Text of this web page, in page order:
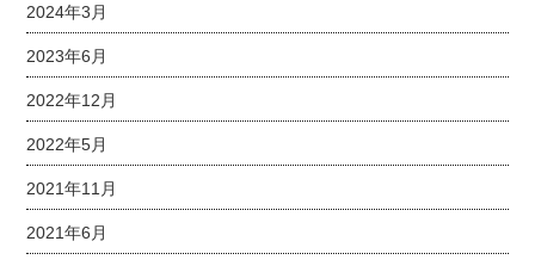
2024年3月
2023年6月
2022年12月
2022年5月
2021年11月
2021年6月